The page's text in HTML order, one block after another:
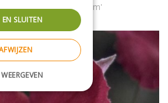
armandii 'Apple Blossom'
SLUITEN